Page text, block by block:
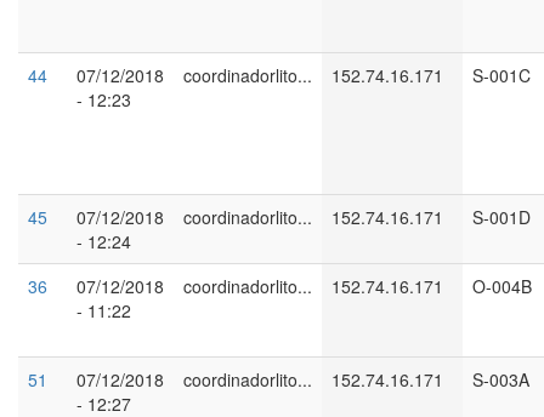
44
07/12/2018
- 12:23
coordinadorlito... 152.74.16.171 S-001C
45
07/12/2018
- 12:24
coordinadorlito... 152.74.16.171 S-001D
36
07/12/2018
- 11:22
coordinadorlito... 152.74.16.171 O-004B
51
07/12/2018
- 12:27
coordinadorlito... 152.74.16.171 S-003A